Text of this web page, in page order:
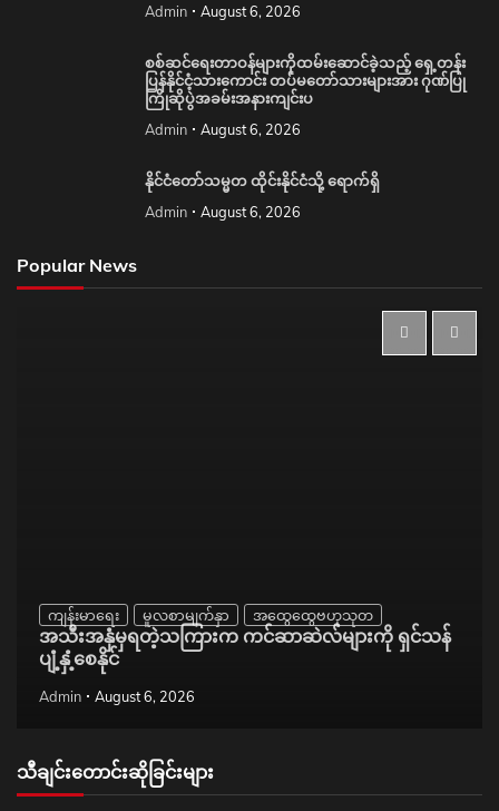
Admin August 6, 2026
စစ်ဆင်ရေးတာဝန်များကိုထမ်းဆောင်ခဲ့သည့် ရှေ့တန်း
ပြန်နိုင်ငံ့သားကောင်း တပ်မတော်သားများအား ဂုဏ်ပြု
ကြိုဆိုပွဲအခမ်းအနားကျင်းပ
Admin August 6, 2026
နိုင်ငံတော်သမ္မတ ထိုင်းနိုင်ငံသို့ ရောက်ရှိ
Admin August 6, 2026
Popular News
ကျန်းမာရေး မူလစာမျက်နှာ အထွေထွေဗဟုသုတ
အသီးအနှံမှရတဲ့သကြားက ကင်ဆာဆဲလ်များကို ရှင်သန်
ပျံ့နှံ့စေနိုင်
Admin August 6, 2026
သီချင်းတောင်းဆိုခြင်းများ